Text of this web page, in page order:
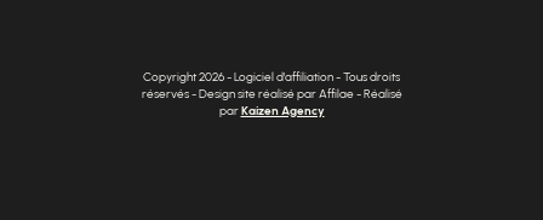
Copyright 2026 - Logiciel d'affiliation - Tous droits
réservés - Design site réalisé par Affilae - Réalisé
parKaizen Agency